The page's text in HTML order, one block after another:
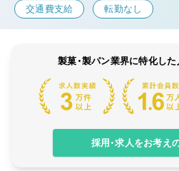
交通費支給 転勤なし
製菓・製パン業界に特化し
採用・求人をお考え